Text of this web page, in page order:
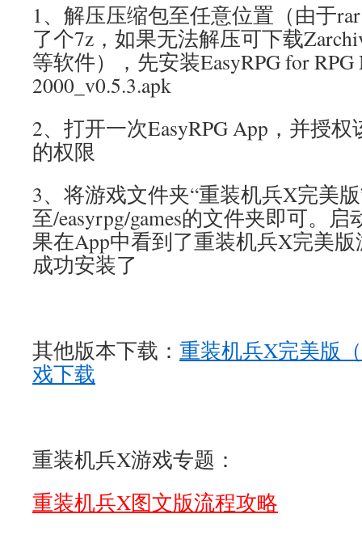
1、解压压缩包至任意位置（由于
了个7z，如果无法解压可下载
等软件），先安装EasyRPG for RPG
2000_v0.5.3.apk
2、打开一次EasyRPG App，并授
的权限
3、将游戏文件夹“重装机兵X完美
至/easyrpg/games的文件夹即可。启
果在App中看到了重装机兵X完美
成功安装了
其他版本下载： 重装机兵X完美版
戏下载
重装机兵X游戏专题：
重装机兵X图文版流程攻略